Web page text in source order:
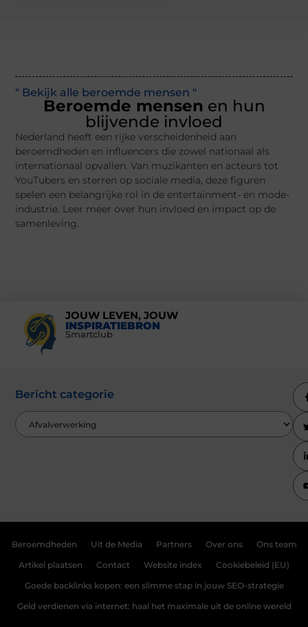
" Bekijk alle beroemde mensen "
Beroemde mensen en hun
blijvende invloed
Nederland heeft een rijke verscheidenheid aan
beroemdheden en influencers die zowel nationaal als
internationaal opvallen. Van muzikanten en acteurs tot
YouTubers en sterren op sociale media, deze figuren
spelen een belangrijke rol in de entertainment- en mode-
industrie. Leer meer over hun invloed en impact op de
samenleving.
JOUW LEVEN, JOUW
INSPIRATIEBRON
Smartclub
Bericht categorie
Beroemdheden Uit de Media Partners Over ons Ons team
Artikel plaatsen Contact Website index Cookiebeleid (EU)
Goede backlinks kopen: een slimme stap in jouw SEO-strategie
Geld verdienen via internet: haal het maximale uit de online wereld